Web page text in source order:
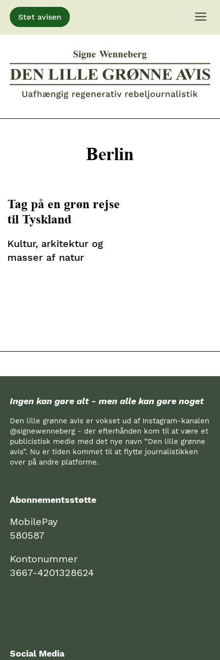
Gå
til
indhold
Støt avisen
Berlin
Tag på en grøn rejse
til Tyskland
Kultur, arkitektur og
masser af natur
Ingen kan gøre alt - men alle kan gøre noget
Den lille grønne avis er vokset ud af Instagram-kanalen
@signewenneberg - der efterhånden kom til at være et
publicistisk medie med det nye navn “Den lille grønne
avis”. Nu er tiden kommet til at flytte journalistikken
over på andre platforme.
Abonnementsstøtte
MobilePay
580587
Kontonummer
3667-4201328624
Social Media